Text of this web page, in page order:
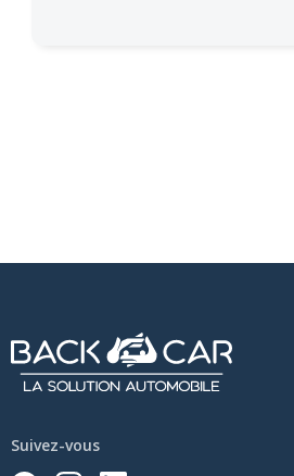
Suivez-vous